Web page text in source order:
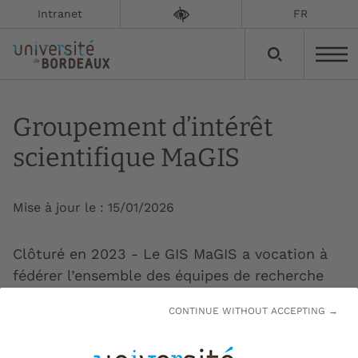
CONTINUE WITHOUT ACCEPTING →
Intranet FR
Groupement d’intérêt
scientifique MaGIS
Mise à jour le : 15/01/2026
Clôturé en 2023 - Le GIS MaGIS a vocation à
fédérer l’ensemble des équipes de recherche
maçonnerie, à faire rencontrer tous les acteurs